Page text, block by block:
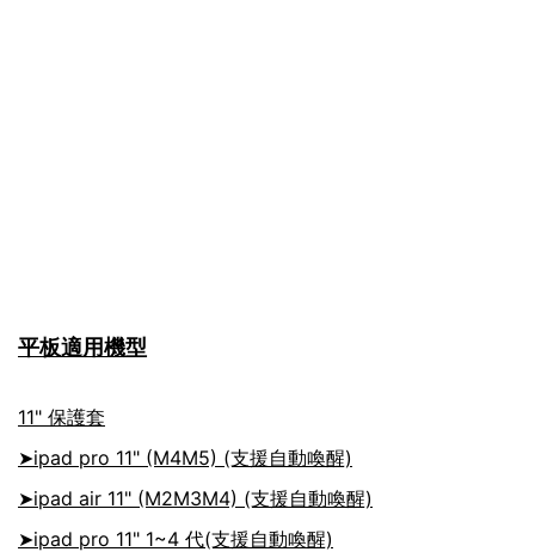
平板適用機型
11" 保護套
➤ipad pro 11" (M4M5) (支援自動喚醒)
➤ipad air 11" (M2M3M4) (支援自動喚醒)
➤ipad pro 11" 1~4 代(支援自動喚醒)